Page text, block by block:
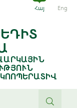
Հայ Eng